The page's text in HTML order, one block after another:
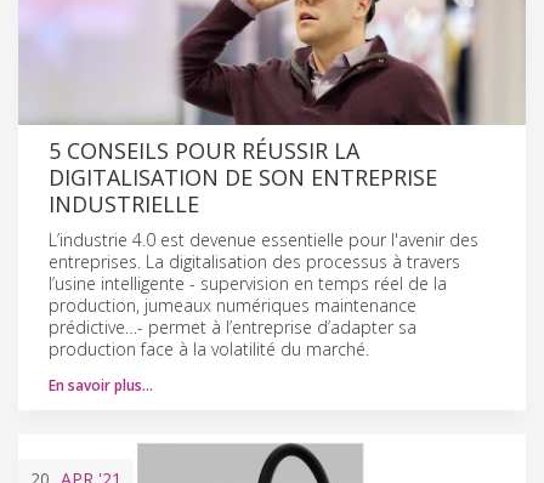
5 CONSEILS POUR RÉUSSIR LA
DIGITALISATION DE SON ENTREPRISE
INDUSTRIELLE
L’industrie 4.0 est devenue essentielle pour l'avenir des
entreprises. La digitalisation des processus à travers
l’usine intelligente - supervision en temps réel de la
production, jumeaux numériques maintenance
prédictive…- permet à l’entreprise d’adapter sa
production face à la volatilité du marché.
En savoir plus…